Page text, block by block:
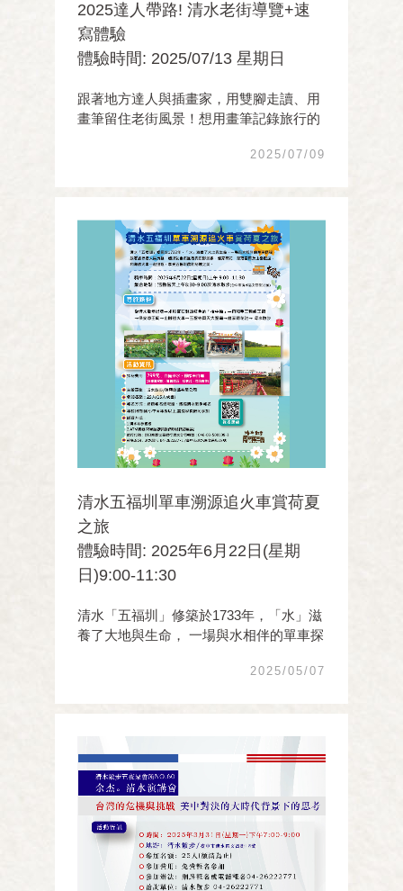
2025達人帶路! 清水老街導覽+速
寫體驗
體驗時間: 2025/07/13 星期日
跟著地方達人與插畫家，用雙腳走讀、用
畫筆留住老街風景！想用畫筆記錄旅行的
場結合導覽與現場速寫的活動，你絕不能
長錕帶路，帶你走進清水老街的歷史角
落，聽老街 ...
2025/07/09
清水五福圳單車溯源追火車賞荷夏
之旅
體驗時間: 2025年6月22日(星期
日)9:00-11:30
清水「五福圳」修築於1733年，「水」滋
養了大地與生命， 一場與水相伴的單車探
貌與田野景觀， 趙家荷花、聚落宮廟及山
圳農村秘境之美。
2025/05/07